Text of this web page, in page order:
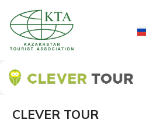
content
CLEVER TOUR